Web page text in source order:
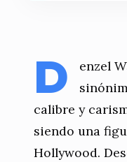
D
enzel
calibre y
siendo una
Hollywood.